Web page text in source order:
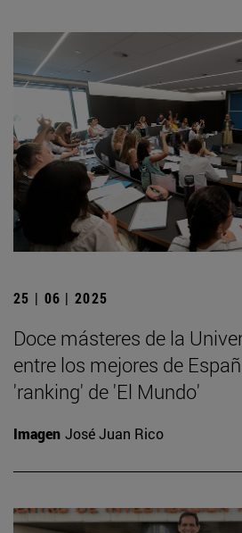
25 | 06 | 2025
Doce másteres de la
entre los mejores de
'ranking' de 'El Mundo'
Imagen José Juan Rico